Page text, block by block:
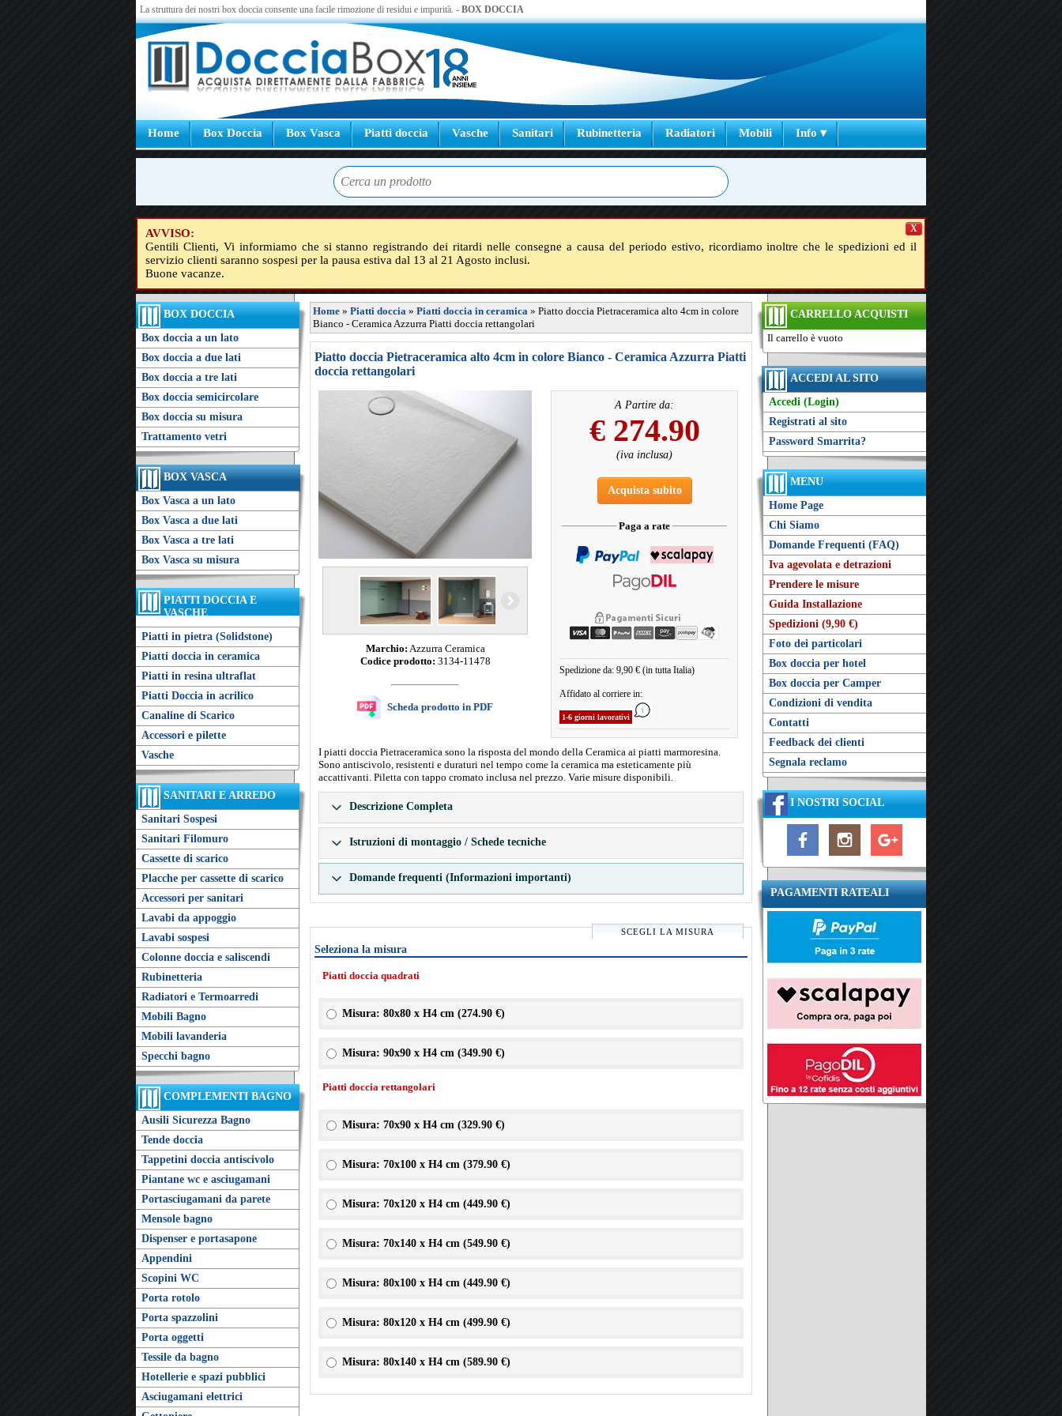
La struttura dei nostri box doccia consente una facile rimozione di residui e impurità. - BOX DOCCIA
Home Box Doccia Box Vasca Piatti doccia Vasche Sanitari Rubinetteria Radiatori Mobili Info ▾
AVVISO:
Gentili Clienti, Vi informiamo che si stanno registrando dei ritardi nelle consegne a causa del periodo estivo, ricordiamo inoltre che le spedizioni ed il
servizio clienti saranno sospesi per la pausa estiva dal 13 al 21 Agosto inclusi.
Buone vacanze.
X
BOX DOCCIA
Box doccia a un lato
Box doccia a due lati
Box doccia a tre lati
Box doccia semicircolare
Box doccia su misura
Trattamento vetri
BOX VASCA
Box Vasca a un lato
Box Vasca a due lati
Box Vasca a tre lati
Box Vasca su misura
PIATTI DOCCIA E
VASCHE
Piatti in pietra (Solidstone)
Piatti doccia in ceramica
Piatti in resina ultraflat
Piatti Doccia in acrilico
Canaline di Scarico
Accessori e pilette
Vasche
SANITARI E ARREDO
Sanitari Sospesi
Sanitari Filomuro
Cassette di scarico
Placche per cassette di scarico
Accessori per sanitari
Lavabi da appoggio
Lavabi sospesi
Colonne doccia e saliscendi
Rubinetteria
Radiatori e Termoarredi
Mobili Bagno
Mobili lavanderia
Specchi bagno
COMPLEMENTI BAGNO
Ausili Sicurezza Bagno
Tende doccia
Tappetini doccia antiscivolo
Piantane wc e asciugamani
Portasciugamani da parete
Mensole bagno
Dispenser e portasapone
Appendini
Scopini WC
Porta rotolo
Porta spazzolini
Porta oggetti
Tessile da bagno
Hotellerie e spazi pubblici
Asciugamani elettrici
CARRELLO ACQUISTI
Il carrello è vuoto
ACCEDI AL SITO
Accedi (Login)
Registrati al sito
Password Smarrita?
MENU
Home Page
Chi Siamo
Domande Frequenti (FAQ)
Iva agevolata e detrazioni
Prendere le misure
Guida Installazione
Spedizioni (9,90 €)
Foto dei particolari
Box doccia per hotel
Box doccia per Camper
Condizioni di vendita
Contatti
Feedback dei clienti
Segnala reclamo
I NOSTRI SOCIAL
PAGAMENTI RATEALI
Home » Piatti doccia » Piatti doccia in ceramica » Piatto doccia Pietraceramica alto 4cm in colore
Bianco - Ceramica Azzurra Piatti doccia rettangolari
Piatto doccia Pietraceramica alto 4cm in colore Bianco - Ceramica Azzurra Piatti
doccia rettangolari
Marchio: Azzurra Ceramica
Codice prodotto: 3134-11478
Scheda prodotto in PDF
A Partire da:
€ 274.90
(iva inclusa)
Acquista subito
Paga a rate
Spedizione da: 9,90 € (in tutta Italia)
Affidato al corriere in:
1-6 giorni lavorativi
I piatti doccia Pietraceramica sono la risposta del mondo della Ceramica ai piatti marmoresina.
Sono antiscivolo, resistenti e duraturi nel tempo come la ceramica ma esteticamente più
accattivanti. Piletta con tappo cromato inclusa nel prezzo. Varie misure disponibili.
Descrizione Completa
Istruzioni di montaggio / Schede tecniche
Domande frequenti (Informazioni importanti)
SCEGLI LA MISURA
Seleziona la misura
Piatti doccia quadrati
Misura: 80x80 x H4 cm (274.90 €)
Misura: 90x90 x H4 cm (349.90 €)
Piatti doccia rettangolari
Misura: 70x90 x H4 cm (329.90 €)
Misura: 70x100 x H4 cm (379.90 €)
Misura: 70x120 x H4 cm (449.90 €)
Misura: 70x140 x H4 cm (549.90 €)
Misura: 80x100 x H4 cm (449.90 €)
Misura: 80x120 x H4 cm (499.90 €)
Misura: 80x140 x H4 cm (589.90 €)